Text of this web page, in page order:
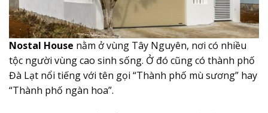
Nostal House nằm ở vùng Tây Nguyên, nơi có nhiều
tộc người vùng cao sinh sống. Ở đó cũng có thành phố
Đà Lạt nổi tiếng với tên gọi “Thành phố mù sương” hay
“Thành phố ngàn hoa”.